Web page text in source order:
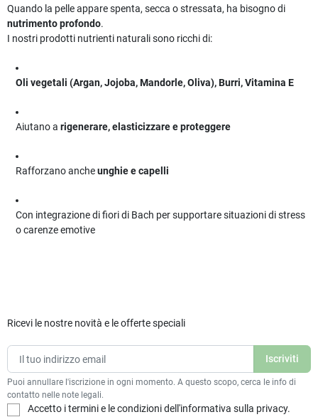
Quando la pelle appare spenta, secca o stressata, ha bisogno di
nutrimento profondo.
I nostri prodotti nutrienti naturali sono ricchi di:
Oli vegetali (Argan, Jojoba, Mandorle, Oliva), Burri, Vitamina E
Aiutano a rigenerare, elasticizzare e proteggere
Rafforzano ancheunghie e capelli
Con integrazione di fiori di Bach per supportare situazioni di stress
o carenze emotive
Ricevi le nostre novità e le offerte speciali
Puoi annullare l'iscrizione in ogni momento. A questo scopo, cerca le info di
contatto nelle note legali.
Accetto i termini e le condizioni dell'informativa sulla privacy.